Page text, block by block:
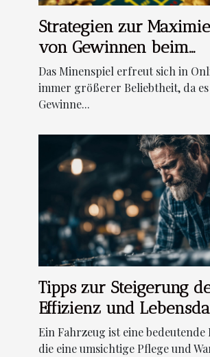
Strategien zur
von Gewinnen beim
Minenspiel in Online-
Das Minenspiel erfreut sich in
immer größerer Beliebtheit, da
Gewinne...
Tipps zur Steigerung
Effizienz und
Ihres Fahrzeugs
Ein Fahrzeug ist eine
die eine umsichtige Pflege und